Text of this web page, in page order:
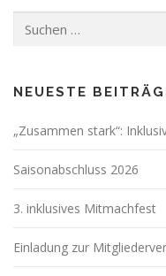
nach:
NEUESTE
„Zusammen stark“:
Saisonabschluss 2026
3. inklusives Mitmachfest
Einladung zur